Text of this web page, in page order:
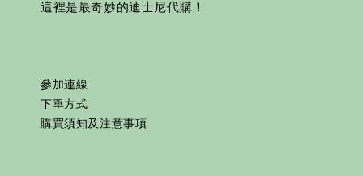
這裡是最奇妙的迪士尼代購！
參加連線
下單方式
購買須知及注意事項